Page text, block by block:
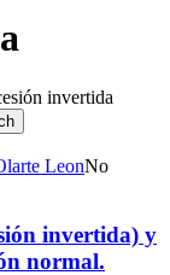
invertida
LeonNo
invertida) y
normal.